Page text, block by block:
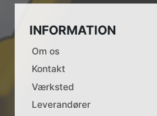
INFORMATION
Om os
Kontakt
Værksted
Leverandører